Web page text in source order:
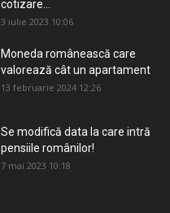
cotizare...
3 iulie 2023 10:06
Moneda românească care
valorează cât un apartament
13 februarie 2024 12:26
Se modifică data la care intră
pensiile românilor!
7 mai 2023 10:18